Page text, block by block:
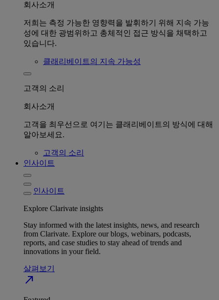
회사소개
저희는 측정 가능한 영향력을 발휘하기 위해 지속 가능
성에 대한 광범위하고 총체적인 접근 방식을 채택하고
있습니다.
클래리베이트의 지속 가능성
고객의 소리
회사소개
고객을 최우선으로 여기는 클래리베이트의 방식에 대해
알아보세요.
고객의 소리
인사이트
인사이트
Explore Clarivate insights
Stay informed with the latest insights, news, and research
from Clarivate. Explore our blogs, webinars, podcasts,
reports, and case studies to stay ahead of trends and
innovations in your field.
살펴보기
north_east